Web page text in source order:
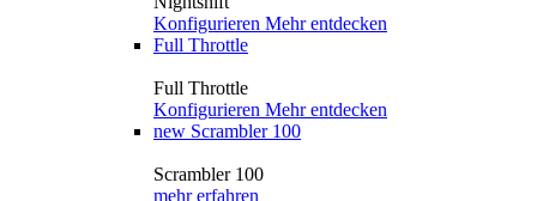
Konfigurieren Mehr entdecken
Full Throttle
Full Throttle
Konfigurieren Mehr entdecken
new Scrambler 100
Scrambler 100
mehr erfahren